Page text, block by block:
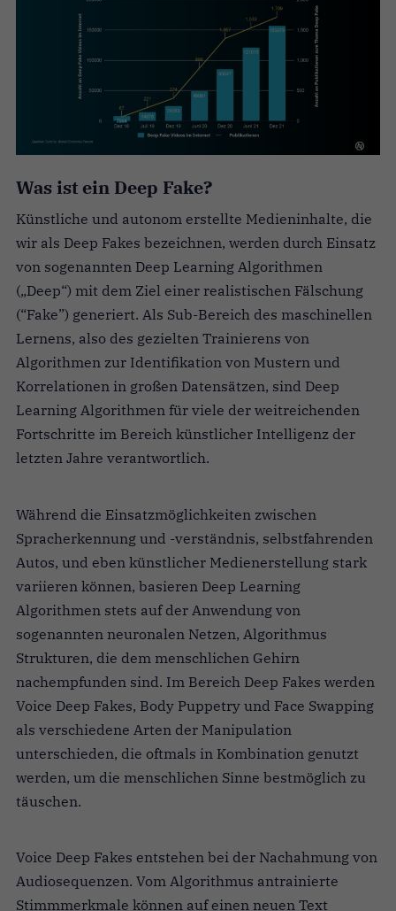
Was ist ein Deep Fake?
Künstliche und autonom erstellte Medieninhalte, die
wir als Deep Fakes bezeichnen, werden durch Einsatz
von sogenannten Deep Learning Algorithmen
(„Deep“) mit dem Ziel einer realistischen Fälschung
(“Fake”) generiert. Als Sub-Bereich des maschinellen
Lernens, also des gezielten Trainierens von
Algorithmen zur Identifikation von Mustern und
Korrelationen in großen Datensätzen, sind Deep
Learning Algorithmen für viele der weitreichenden
Fortschritte im Bereich künstlicher Intelligenz der
letzten Jahre verantwortlich.
Während die Einsatzmöglichkeiten zwischen
Spracherkennung und -verständnis, selbstfahrenden
Autos, und eben künstlicher Medienerstellung stark
variieren können, basieren Deep Learning
Algorithmen stets auf der Anwendung von
sogenannten neuronalen Netzen, Algorithmus
Strukturen, die dem menschlichen Gehirn
nachempfunden sind. Im Bereich Deep Fakes werden
Voice Deep Fakes, Body Puppetry und Face Swapping
als verschiedene Arten der Manipulation
unterschieden, die oftmals in Kombination genutzt
werden, um die menschlichen Sinne bestmöglich zu
täuschen.
Voice Deep Fakes entstehen bei der Nachahmung von
Audiosequenzen. Vom Algorithmus antrainierte
Stimmmerkmale können auf einen neuen Text